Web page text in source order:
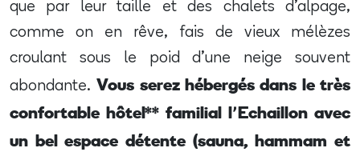
que par leur taille et des chalets d’alpage,
comme on en rêve, fais de vieux mélèzes
croulant sous le poid d’une neige souvent
abondante. Vous serez hébergés dans le très
confortable hôtel** familial l’Echaillon avec
un bel espace détente (sauna, hammam et